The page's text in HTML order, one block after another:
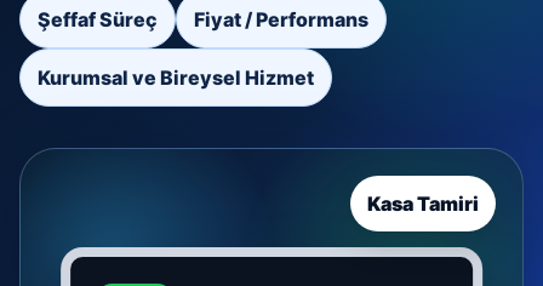
Şeffaf Süreç Fiyat / Performans
Kurumsal ve Bireysel Hizmet
Kasa Tamiri